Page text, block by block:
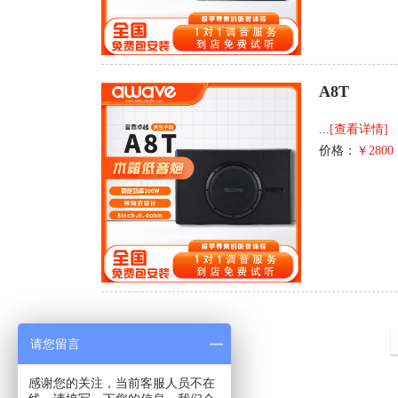
A8T
... [查看详情]
价格： ￥2800
请您留言
感谢您的关注，当前客服人员不在